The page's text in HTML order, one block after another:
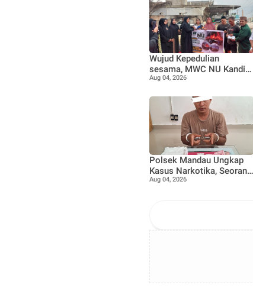
Wujud Kepedulian
sesama, MWC NU Kandis
dan Muslimat NU Kandis
musibah kebakaran
Aug 04, 2026
Polsek Mandau Ungkap
Kasus Narkotika, Seorang
Pria Diamankan dengan
Aug 04, 2026